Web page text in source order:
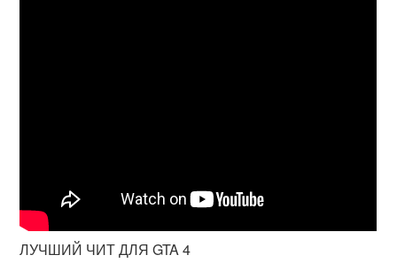
ЛУЧШИЙ ЧИТ ДЛЯ GTA 4